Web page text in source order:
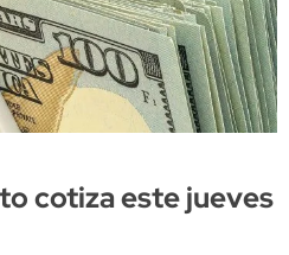
cotiza este jueves